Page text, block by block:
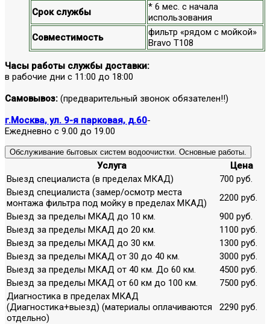
Срок службы
* 6 мес. с начала
использования
Совместимость
фильтр «рядом с мойкой»
Bravo T108
Часы работы службы доставки:
в рабочие дни с 11:00 до 18:00
Самовывоз: (предварительный звонок обязателен!!)
г.Москва, ул. 9-я парковая, д.60-
Ежедневно с 9.00 до 19.00
Обслуживание бытовых систем водоочистки. Основные работы.
Услуга
Цена
Выезд специалиста (в пределах МКАД)
700 руб.
Выезд специалиста (замер/осмотр места
монтажа фильтра под мойку в пределах МКАД)
2200 руб.
Выезд за пределы МКАД до 10 км.
900 руб.
Выезд за пределы МКАД до 20 км.
1100 руб.
Выезд за пределы МКАД до 30 км.
1300 руб.
Выезд за пределы МКАД от 30 до 40 км.
3000 руб.
Выезд за пределы МКАД от 40 км. До 60 км.
4500 руб.
Выезд за пределы МКАД от 60 км до 100 км.
7500 руб.
Диагностика в пределах МКАД
(Диагностика+выезд) (материалы оплачиваются
отдельно)
2290 руб.